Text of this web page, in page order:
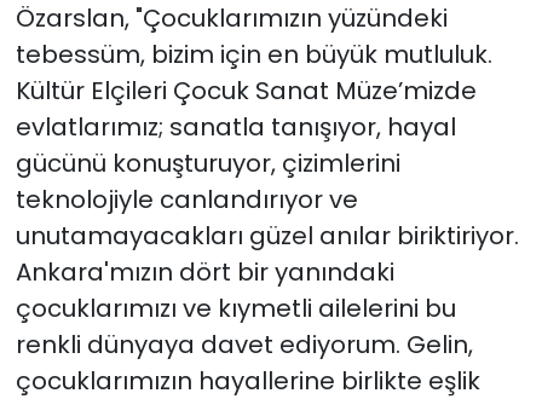
Özarslan, "Çocuklarımızın yüzündeki
tebessüm, bizim için en büyük mutluluk.
Kültür Elçileri Çocuk Sanat Müze’mizde
evlatlarımız; sanatla tanışıyor, hayal
gücünü konuşturuyor, çizimlerini
teknolojiyle canlandırıyor ve
unutamayacakları güzel anılar biriktiriyor.
Ankara'mızın dört bir yanındaki
çocuklarımızı ve kıymetli ailelerini bu
renkli dünyaya davet ediyorum. Gelin,
çocuklarımızın hayallerine birlikte eşlik